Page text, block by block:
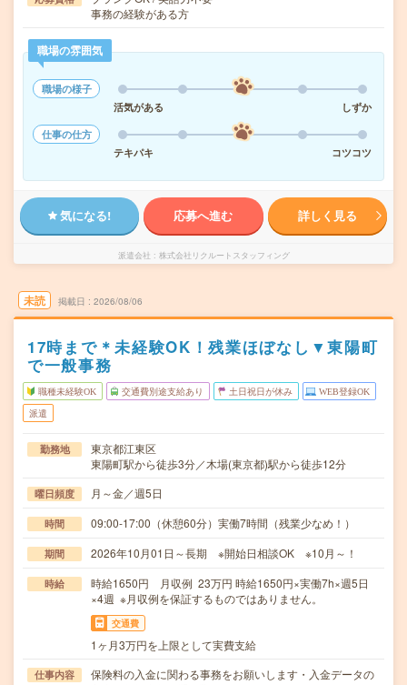
事務の経験がある方
職場の雰囲気
職場の様子
活気がある
しずか
仕事の仕方
テキパキ
コツコツ
気になる! 応募へ進む 詳しく見る
派遣会社 株式会社リクルートスタッフィング
未読 掲載日 2026/08/06
17時まで＊未経験OK！残業ほぼなし▼東陽町
で一般事務
職種未経験OK 交通費別途支給あり 土日祝日が休み WEB登録OK
派遣
勤務地
東京都江東区
東陽町駅から徒歩3分／木場(東京都)駅から徒歩12分
曜日頻度 月～金／週5日
時間 09:00-17:00（休憩60分）実働7時間（残業少なめ！）
期間 2026年10月01日～長期 ※開始日相談OK ※10月～！
時給
時給1650円 月収例 23万円 時給1650円×実働7h×週5日
×4週 ※月収例を保証するものではありません。
交通費
1ヶ月3万円を上限として実費支給
仕事内容
保険料の入金に関わる事務をお願いします・入金データの